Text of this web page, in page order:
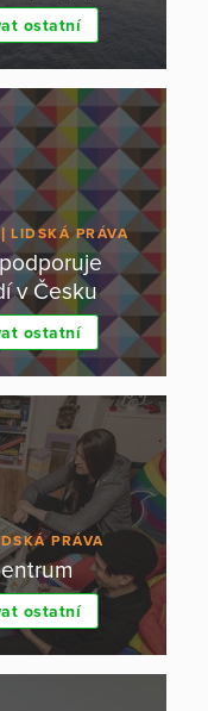
ostatní
LIDSKÁ PRÁVA
v Česku
ostatní
PRÁVA
ostatní